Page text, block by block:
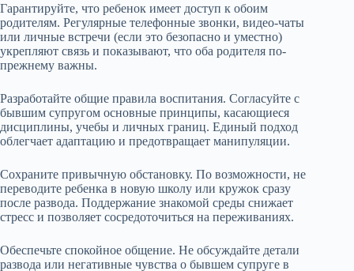
Гарантируйте, что ребенок имеет доступ к обоим
родителям. Регулярные телефонные звонки, видео-чаты
или личные встречи (если это безопасно и уместно)
укрепляют связь и показывают, что оба родителя по-
прежнему важны.
Разработайте общие правила воспитания. Согласуйте с
бывшим супругом основные принципы, касающиеся
дисциплины, учебы и личных границ. Единый подход
облегчает адаптацию и предотвращает манипуляции.
Сохраните привычную обстановку. По возможности, не
переводите ребенка в новую школу или кружок сразу
после развода. Поддержание знакомой среды снижает
стресс и позволяет сосредоточиться на переживаниях.
Обеспечьте спокойное общение. Не обсуждайте детали
развода или негативные чувства о бывшем супруге в